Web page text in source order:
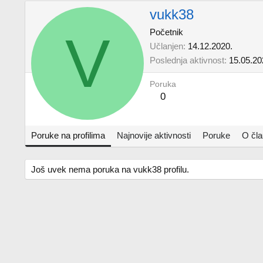
V
vukk38
Početnik
Učlanjen 14.12.2020.
Poslednja aktivnost
Poruka
0
Poruke na profilima Najnovije aktivnosti Poruke O
Još uvek nema poruka na vukk38 profilu.